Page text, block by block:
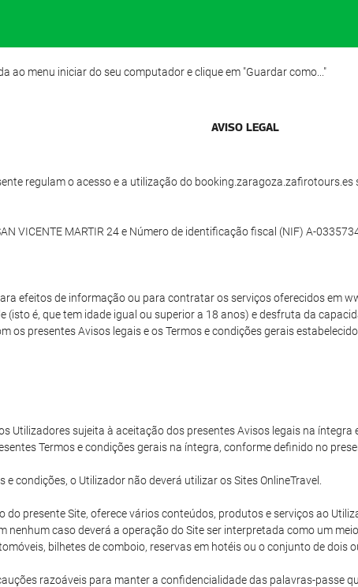
ao menu iniciar do seu computador e clique em "Guardar como..."
AVISO LEGAL
regulam o acesso e a utilização do
VICENTE MARTIR 24 e Número de identificação fiscal (NIF) A-
efeitos de informação ou para contratar os serviços oferecidos em
(isto é, que tem idade igual ou superior a 18 anos) e desfruta da
os presentes Avisos legais e os Termos e condições gerais
Utilizadores sujeita à aceitação dos presentes Avisos legais na
Termos e condições gerais na íntegra, conforme definido no
condições, o Utilizador não deverá utilizar os Sites OnlineTravel.
do presente Site, oferece vários conteúdos, produtos e serviços ao
nenhum caso deverá a operação do Site ser interpretada como um
bilhetes de comboio, reservas em hotéis ou o conjunto de dois
razoáveis para manter a confidencialidade das palavras-passe